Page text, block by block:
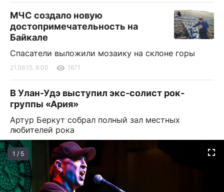
МЧС создало новую
достопримечательность на
Байкале
Спасатели выложили мозаику на склоне горы
21.09.15, 8:00 1671
В Улан-Удэ выступил экс-солист рок-
группы «Ария»
Артур Беркут собрал полный зал местных
любителей рока
1 / 5